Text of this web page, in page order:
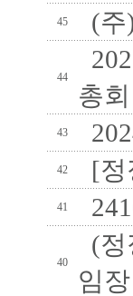
45 (주
44
총
43
42 [정
41
40
(정
임